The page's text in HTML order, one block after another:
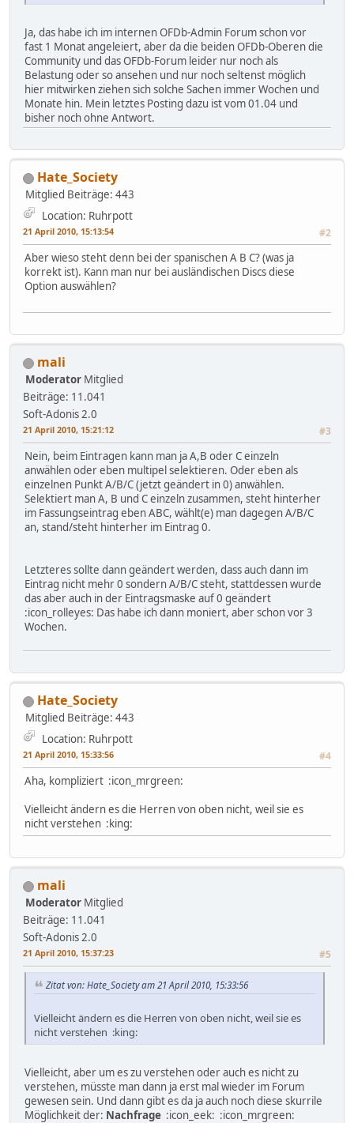
Ja, das habe ich im internen OFDb-Admin Forum schon vor
fast 1 Monat angeleiert, aber da die beiden OFDb-Oberen die
Community und das OFDb-Forum leider nur noch als
Belastung oder so ansehen und nur noch seltenst möglich
hier mitwirken ziehen sich solche Sachen immer Wochen und
Monate hin. Mein letztes Posting dazu ist vom 01.04 und
bisher noch ohne Antwort.
Hate_Society
Mitglied Beiträge: 443
Location: Ruhrpott
21 April 2010, 15:13:54 #2
Aber wieso steht denn bei der spanischen A B C? (was ja
korrekt ist). Kann man nur bei ausländischen Discs diese
Option auswählen?
mali
Moderator Mitglied
Beiträge: 11.041
Soft-Adonis 2.0
21 April 2010, 15:21:12 #3
Nein, beim Eintragen kann man ja A,B oder C einzeln
anwählen oder eben multipel selektieren. Oder eben als
einzelnen Punkt A/B/C (jetzt geändert in 0) anwählen.
Selektiert man A, B und C einzeln zusammen, steht hinterher
im Fassungseintrag eben ABC, wählt(e) man dagegen A/B/C
an, stand/steht hinterher im Eintrag 0.
Letzteres sollte dann geändert werden, dass auch dann im
Eintrag nicht mehr 0 sondern A/B/C steht, stattdessen wurde
das aber auch in der Eintragsmaske auf 0 geändert
:icon_rolleyes: Das habe ich dann moniert, aber schon vor 3
Wochen.
Hate_Society
Mitglied Beiträge: 443
Location: Ruhrpott
21 April 2010, 15:33:56 #4
Aha, kompliziert :icon_mrgreen:
Vielleicht ändern es die Herren von oben nicht, weil sie es
nicht verstehen :king:
mali
Moderator Mitglied
Beiträge: 11.041
Soft-Adonis 2.0
21 April 2010, 15:37:23 #5
Zitat von: Hate_Society am 21 April 2010, 15:33:56
Vielleicht ändern es die Herren von oben nicht, weil sie es
nicht verstehen :king:
Vielleicht, aber um es zu verstehen oder auch es nicht zu
verstehen, müsste man dann ja erst mal wieder im Forum
gewesen sein. Und dann gibt es da ja auch noch diese skurrile
Möglichkeit der: Nachfrage :icon_eek: :icon_mrgreen: